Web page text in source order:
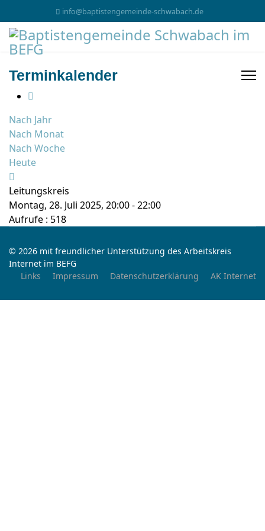
info@baptistengemeinde-schwabach.de
Terminkalender
Nach Jahr
Nach Monat
Nach Woche
Heute
Leitungskreis
Montag, 28. Juli 2025, 20:00 - 22:00
Aufrufe : 518
© 2026 mit freundlicher Unterstützung des Arbeitskreis
Internet im BEFG
Links
Impressum Datenschutzerklärung AK Internet